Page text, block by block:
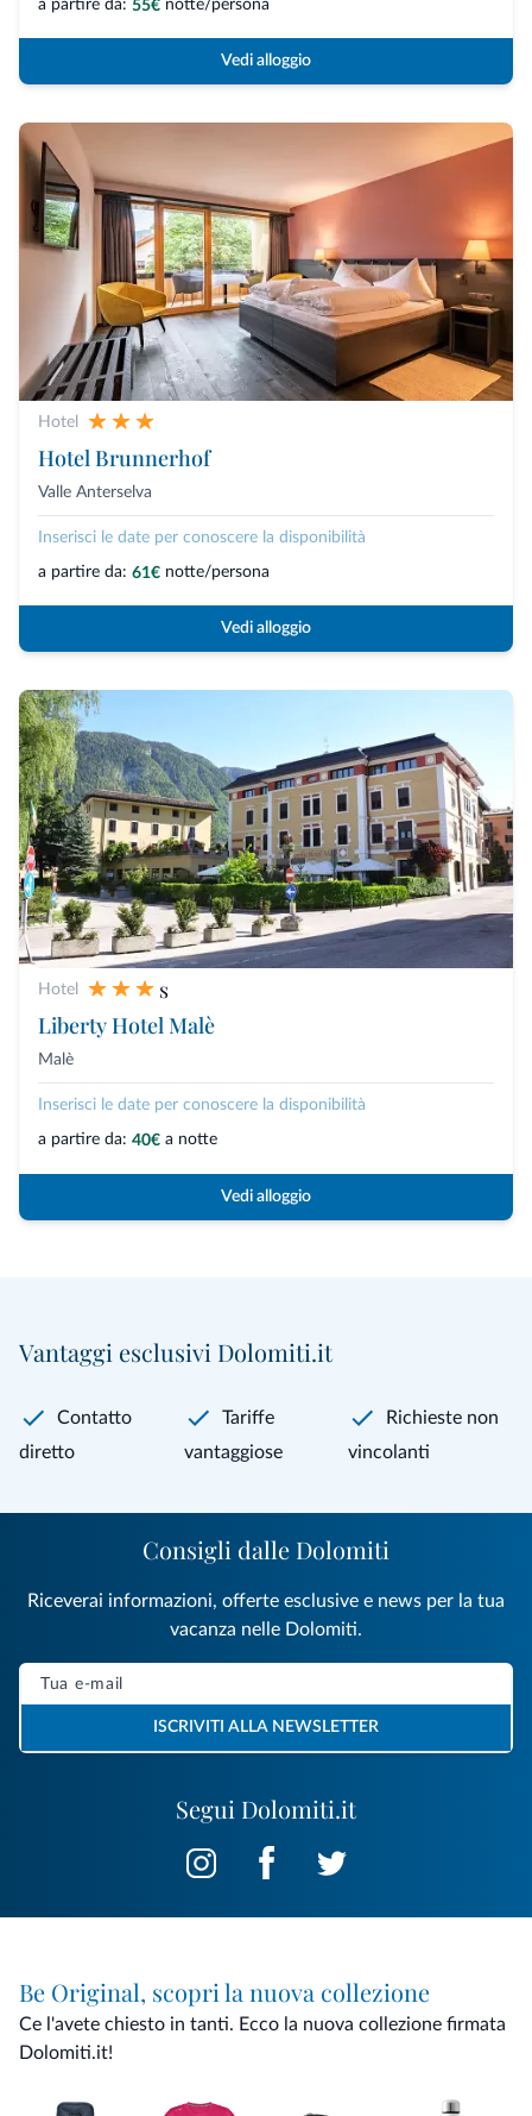
a partire da: 55€ notte/persona
Vedi alloggio
Hotel
Hotel Brunnerhof
Valle Anterselva
Inserisci le date per conoscere la disponibilità
a partire da: 61€ notte/persona
Vedi alloggio
Hotel
s
Liberty Hotel Malè
Malè
Inserisci le date per conoscere la disponibilità
a partire da: 40€ a notte
Vedi alloggio
Vantaggi esclusivi Dolomiti.it
Contatto
diretto
Tariffe
vantaggiose
Richieste non
vincolanti
Segui Dolomiti.it
Consigli dalle Dolomiti
Riceverai informazioni, offerte esclusive e news per la tua
vacanza nelle Dolomiti.
ISCRIVITI ALLA NEWSLETTER
Be Original, scopri la nuova collezione
Ce l'avete chiesto in tanti. Ecco la nuova collezione firmata
Dolomiti.it!